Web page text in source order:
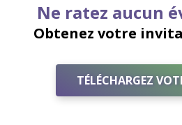
Ne ratez aucun
Obtenez votre
TÉLÉCHARGEZ